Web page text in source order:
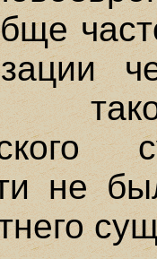
не